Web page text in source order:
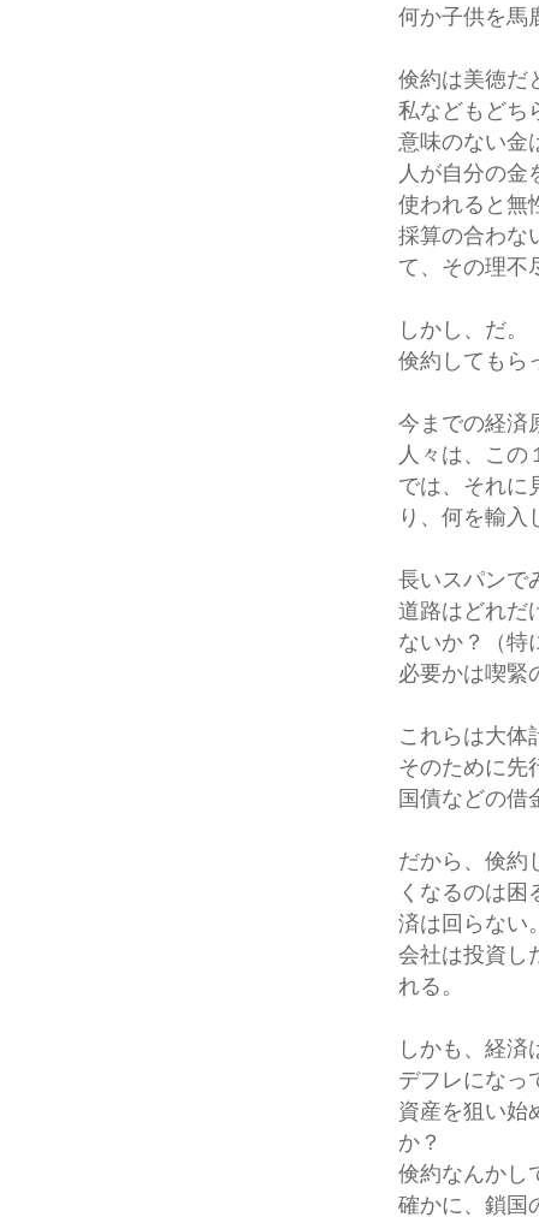
何か子供を馬
倹約は美徳だ
私などもどち
意味のない金
人が自分の金
使われると無
採算の合わな
て、その理不
しかし、だ。
倹約してもら
今までの経済
人々は、この
では、それに
り、何を輸入
長いスパンで
道路はどれだ
ないか？（特
必要かは喫緊
これらは大体
そのために先
国債などの借
だから、倹約
くなるのは困
済は回らない
会社は投資し
れる。
しかも、経済
デフレになっ
資産を狙い始
か？
倹約なんかし
確かに、鎖国